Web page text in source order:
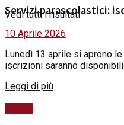
Vedi tutti i risultati
Servizi parascolastici:
10 Aprile 2026
Lunedì 13 aprile si aprono
iscrizioni saranno
Leggi di piùDetails